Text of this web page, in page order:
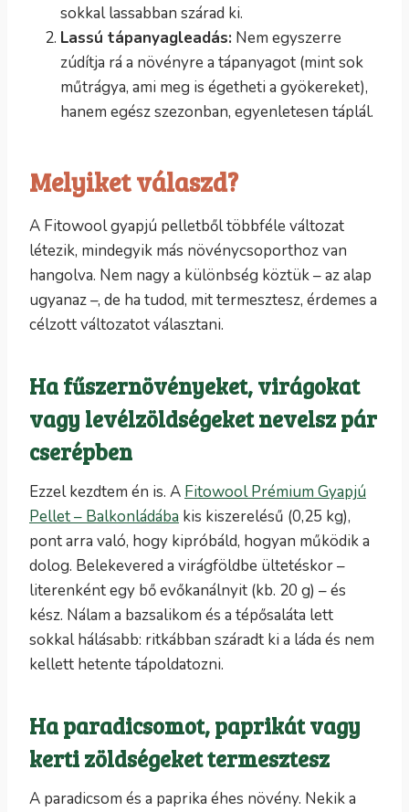
sokkal lassabban szárad ki.
Lassú tápanyagleadás: Nem egyszerre
zúdítja rá a növényre a tápanyagot (mint sok
műtrágya, ami meg is égetheti a gyökereket),
hanem egész szezonban, egyenletesen táplál.
Melyiket válaszd?
A Fitowool gyapjú pelletből többféle változat
létezik, mindegyik más növénycsoporthoz van
hangolva. Nem nagy a különbség köztük – az alap
ugyanaz –, de ha tudod, mit termesztesz, érdemes a
célzott változatot választani.
Ha fűszernövényeket, virágokat
vagy levélzöldségeket nevelsz pár
cserépben
Ezzel kezdtem én is. A Fitowool Prémium Gyapjú
Pellet – Balkonládába kis kiszerelésű (0,25 kg),
pont arra való, hogy kipróbáld, hogyan működik a
dolog. Belekevered a virágföldbe ültetéskor –
literenként egy bő evőkanálnyit (kb. 20 g) – és
kész. Nálam a bazsalikom és a tépősaláta lett
sokkal hálásabb: ritkábban száradt ki a láda és nem
kellett hetente tápoldatozni.
Ha paradicsomot, paprikát vagy
kerti zöldségeket termesztesz
A paradicsom és a paprika éhes növény. Nekik a